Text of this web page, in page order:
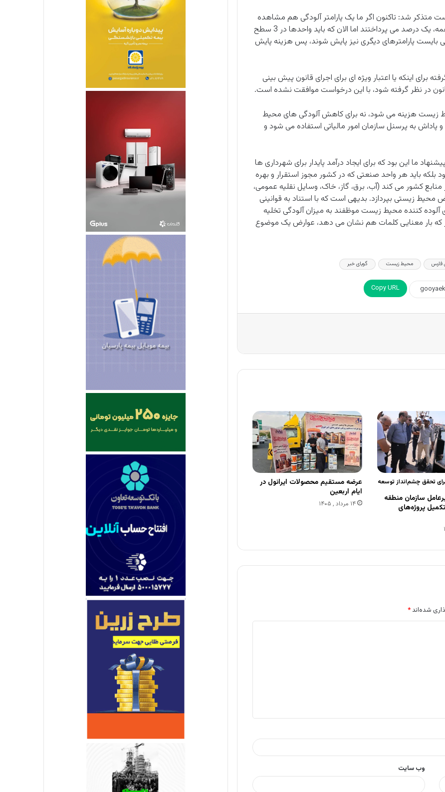
شد: تاکنون اگر ما یک پارامتر آلودگی هم مشاهده
می کردیم، واحد را داخل فهرست قرار می دادیم چون همه، یک درصد می پرداختند اما الان که باید واحدها در 3 سطح
بایست پارامترهای دیگری نیز پایش شوند، پس هزینه پایش
برای اینکه یا اعتبار ویژه ای برای اجرای قانون پیش بینی
در نظر گرفته شود، با این درخواست موافقت نشده است.
زیست هزینه می شود، نه برای کاهش آلودگی های محیط
پاداش به پرسنل سازمان امور مالیاتی استفاده می شود و
ما این بود که برای ایجاد درآمد پایدار برای شهرداری ها
بلکه باید هر واحد صنعتی که در کشور مجوز استقرار و بهره
کشور می کند (آب، برق، گاز، خاک، وسایل نقلیه عمومی،
محیط زیستی بپردازد. بدیهی است که با استناد به قوانینی
کننده محیط زیست موظفند به میزان آلودگی تخلیه
که بار معنایی کلمات هم نشان می دهد، عوارض یک موضوع
فارس محیط زیست گویای خبر
Copy URL
تحقق چشم‌انداز توسعه
سازمان منطقه
تکمیل پروژه‌های
عرضه مستقیم محصولات ایرانول در
ایام اربعین
۱۴ مرداد , ۱۴۰۵
شده‌اند *
وب‌ سایت